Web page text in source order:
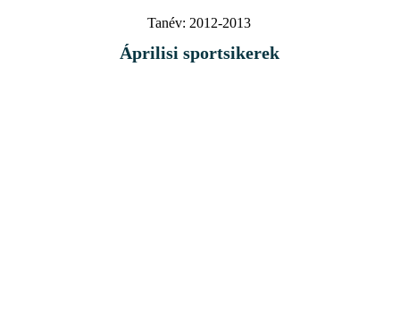
Tanév: 2012-2013
Áprilisi sportsikerek